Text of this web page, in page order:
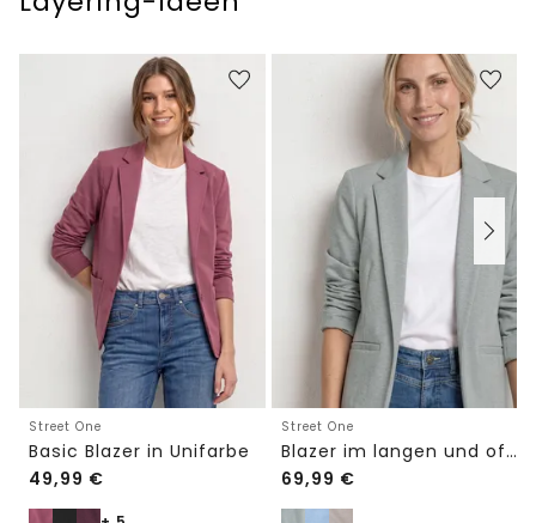
Street One
Basic Blazer in Unifarbe
49,99 €
Street One
Blazer im langen und offenen Schnitt
69,99 €